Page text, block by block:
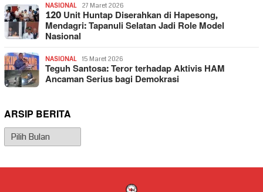
NASIONAL 27 Maret 2026
120 Unit Huntap Diserahkan di Hapesong,
Mendagri: Tapanuli Selatan Jadi Role Model
Nasional
NASIONAL 15 Maret 2026
Teguh Santosa: Teror terhadap Aktivis HAM
Ancaman Serius bagi Demokrasi
ARSIP BERITA
Arsip
Berita